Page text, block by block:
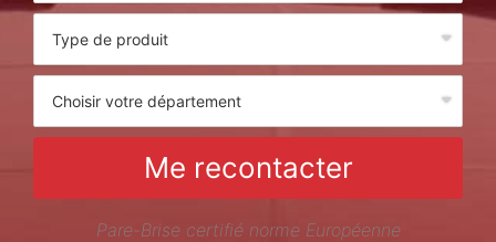
Me recontacter
Pare-Brise certifié norme Européenne